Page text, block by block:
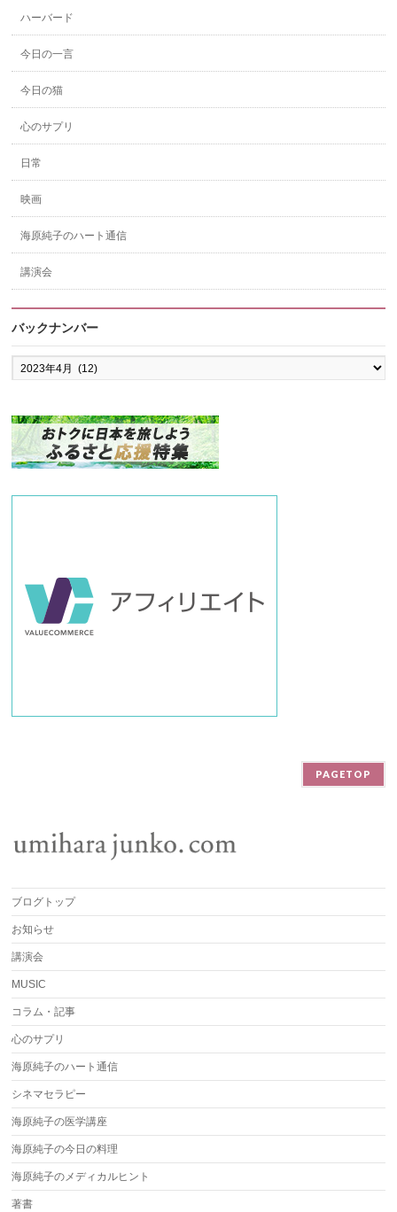
ハーバード
今日の一言
今日の猫
心のサプリ
日常
映画
海原純子のハート通信
講演会
バックナンバー
バ
ッ
ン
バ
ー
PAGETOP
ブログトップ
お知らせ
講演会
MUSIC
コラム・記事
心のサプリ
海原純子のハート通信
シネマセラピー
海原純子の医学講座
海原純子の今日の料理
海原純子のメディカルヒント
著書